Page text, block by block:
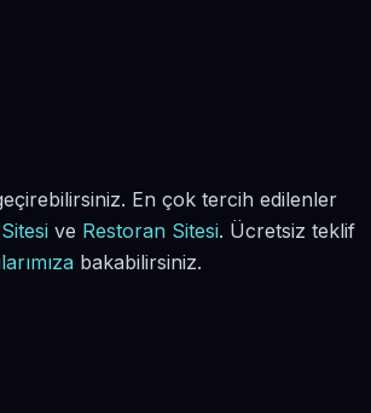
En çok tercih edilenler
ve Restoran Sitesi. Ücretsiz teklif
bakabilirsiniz.